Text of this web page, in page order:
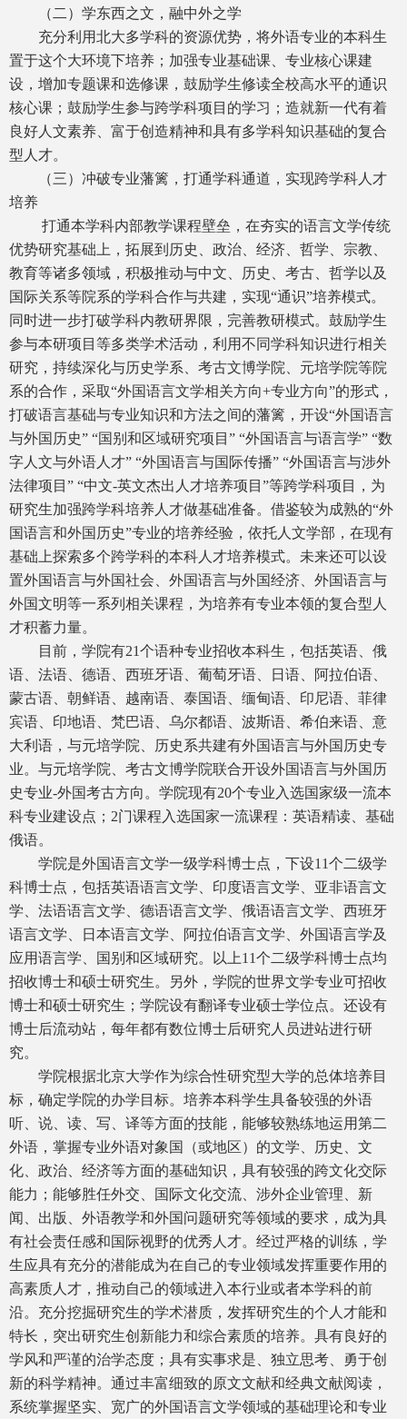
（二）学东西之文，融中外之学
充分利用北大多学科的资源优势，将外语专业的本科生
置于这个大环境下培养；加强专业基础课、专业核心课建
设，增加专题课和选修课，鼓励学生修读全校高水平的通识
核心课；鼓励学生参与跨学科项目的学习；造就新一代有着
良好人文素养、富于创造精神和具有多学科知识基础的复合
型人才。
（三）冲破专业藩篱，打通学科通道，实现跨学科人才
培养
打通本学科内部教学课程壁垒，在夯实的语言文学传统
优势研究基础上，拓展到历史、政治、经济、哲学、宗教、
教育等诸多领域，积极推动与中文、历史、考古、哲学以及
国际关系等院系的学科合作与共建，实现“通识”培养模式。
同时进一步打破学科内教研界限，完善教研模式。鼓励学生
参与本研项目等多类学术活动，利用不同学科知识进行相关
研究，持续深化与历史学系、考古文博学院、元培学院等院
系的合作，采取“外国语言文学相关方向+专业方向”的形式，
打破语言基础与专业知识和方法之间的藩篱，开设“外国语言
与外国历史” “国别和区域研究项目” “外国语言与语言学” “数
字人文与外语人才” “外国语言与国际传播” “外国语言与涉外
法律项目” “中文-英文杰出人才培养项目”等跨学科项目，为
研究生加强跨学科培养人才做基础准备。借鉴较为成熟的“外
国语言和外国历史”专业的培养经验，依托人文学部，在现有
基础上探索多个跨学科的本科人才培养模式。未来还可以设
置外国语言与外国社会、外国语言与外国经济、外国语言与
外国文明等一系列相关课程，为培养有专业本领的复合型人
才积蓄力量。
目前，学院有21个语种专业招收本科生，包括英语、俄
语、法语、德语、西班牙语、葡萄牙语、日语、阿拉伯语、
蒙古语、朝鲜语、越南语、泰国语、缅甸语、印尼语、菲律
宾语、印地语、梵巴语、乌尔都语、波斯语、希伯来语、意
大利语，与元培学院、历史系共建有外国语言与外国历史专
业。与元培学院、考古文博学院联合开设外国语言与外国历
史专业-外国考古方向。学院现有20个专业入选国家级一流本
科专业建设点；2门课程入选国家一流课程：英语精读、基础
俄语。
学院是外国语言文学一级学科博士点，下设11个二级学
科博士点，包括英语语言文学、印度语言文学、亚非语言文
学、法语语言文学、德语语言文学、俄语语言文学、西班牙
语言文学、日本语言文学、阿拉伯语言文学、外国语言学及
应用语言学、国别和区域研究。以上11个二级学科博士点均
招收博士和硕士研究生。另外，学院的世界文学专业可招收
博士和硕士研究生；学院设有翻译专业硕士学位点。还设有
博士后流动站，每年都有数位博士后研究人员进站进行研
究。
学院根据北京大学作为综合性研究型大学的总体培养目
标，确定学院的办学目标。培养本科学生具备较强的外语
听、说、读、写、译等方面的技能，能够较熟练地运用第二
外语，掌握专业外语对象国（或地区）的文学、历史、文
化、政治、经济等方面的基础知识，具有较强的跨文化交际
能力；能够胜任外交、国际文化交流、涉外企业管理、新
闻、出版、外语教学和外国问题研究等领域的要求，成为具
有社会责任感和国际视野的优秀人才。经过严格的训练，学
生应具有充分的潜能成为在自己的专业领域发挥重要作用的
高素质人才，推动自己的领域进入本行业或者本学科的前
沿。充分挖掘研究生的学术潜质，发挥研究生的个人才能和
特长，突出研究生创新能力和综合素质的培养。具有良好的
学风和严谨的治学态度；具有实事求是、独立思考、勇于创
新的科学精神。通过丰富细致的原文文献和经典文献阅读，
系统掌握坚实、宽广的外国语言文学领域的基础理论和专业